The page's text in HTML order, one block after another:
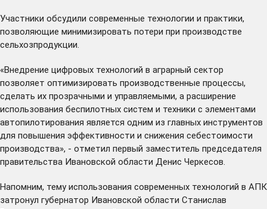
Участники обсудили современные технологии и практики,
позволяющие минимизировать потери при производстве
сельхозпродукции.
«Внедрение цифровых технологий в аграрный сектор
позволяет оптимизировать производственные процессы,
сделать их прозрачными и управляемыми, а расширение
использования беспилотных систем и техники с элементами
автопилотирования является одним из главных инструментов
для повышения эффективности и снижения себестоимости
производства», - отметил первый заместитель председателя
правительства Ивановской области Денис Черкесов.
Напомним, тему использования современных технологий в АПК
затронул губернатор Ивановской области Станислав